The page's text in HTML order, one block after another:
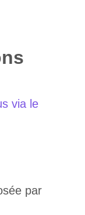
via le
par